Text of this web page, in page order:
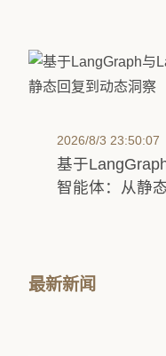
2026/8/3 23:50:07
基于
智能体：从静
最新新闻